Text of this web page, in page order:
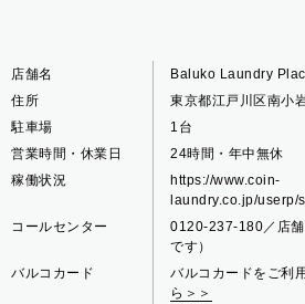
店舗名
Baluko Laundry
住所
東京都江戸川区南小
駐車場
1台
営業時間・休業日
24時間・年中無休
稼働状況
https://www.coin-
laundry.co.jp/
コールセンター
0120-237-180／店
です）
バルコカード
バルコカードをご利
ら＞＞